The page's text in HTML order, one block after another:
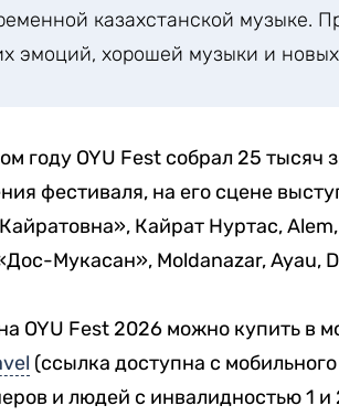
казахстанской музыке.
эмоций, хорошей музыки и
году OYU Fest собрал 25 тысяч
фестиваля, на его сцене
Кайрат Нуртас,
Мукасан», Moldanazar, Ayau,
OYU Fest 2026 можно купить в
(ссылка доступна с
и людей с инвалидностью 1